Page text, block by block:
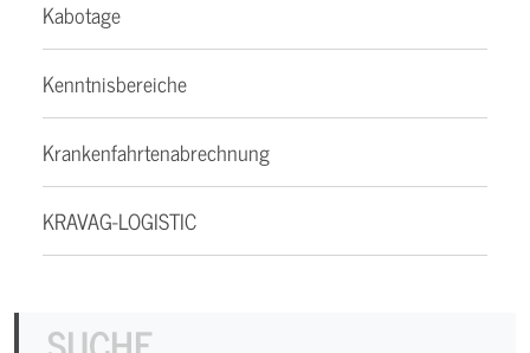
Kabotage
Kenntnisbereiche
Krankenfahrtenabrechnung
KRAVAG-LOGISTIC